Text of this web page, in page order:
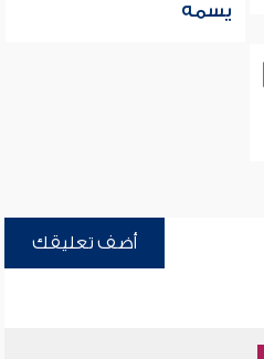
يسمه
أضف تعليقك